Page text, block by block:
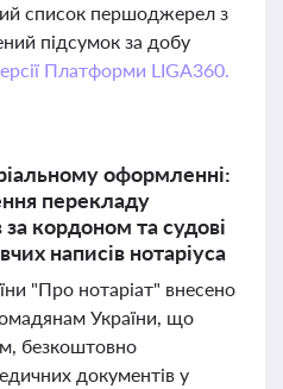
список першоджерел з
підсумок за добу
Платформи LIGA360.
оформленні:
перекладу
кордоном та судові
написів нотаріуса
"Про нотаріат" внесено
України, що
безкоштовно
документів у